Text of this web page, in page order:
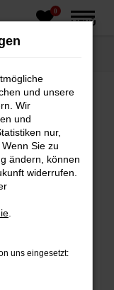
0
MENÜ
können:
deine
und unsere
Wir
und
nur,
Sie zu
ändern, können
widerrufen.
uns eingesetzt: